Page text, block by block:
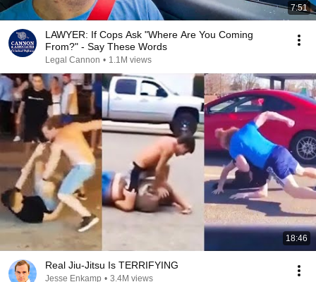
7:51
LAWYER: If Cops Ask "Where Are You Coming
From?" - Say These Words
Legal Cannon • 1.1M views
18:46
Real Jiu-Jitsu Is TERRIFYING
Jesse Enkamp • 3.4M views